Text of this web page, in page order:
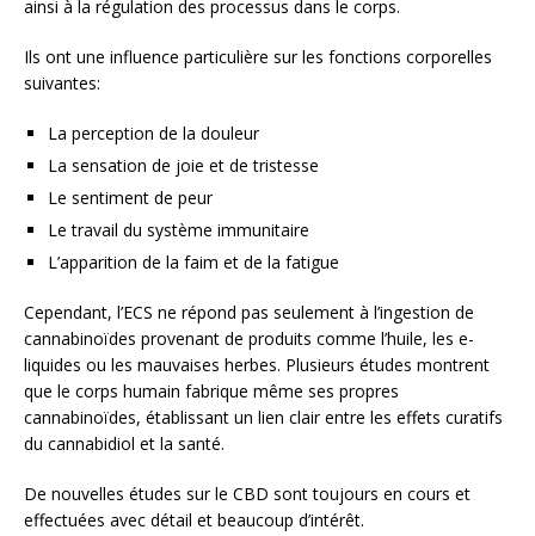
ainsi à la régulation des processus dans le corps.
Ils ont une influence particulière sur les fonctions corporelles
suivantes:
La perception de la douleur
La sensation de joie et de tristesse
Le sentiment de peur
Le travail du système immunitaire
L’apparition de la faim et de la fatigue
Cependant, l’ECS ne répond pas seulement à l’ingestion de
cannabinoïdes provenant de produits comme l’huile, les e-
liquides ou les mauvaises herbes. Plusieurs études montrent
que le corps humain fabrique même ses propres
cannabinoïdes, établissant un lien clair entre les effets curatifs
du cannabidiol et la santé.
De nouvelles études sur le CBD sont toujours en cours et
effectuées avec détail et beaucoup d’intérêt.